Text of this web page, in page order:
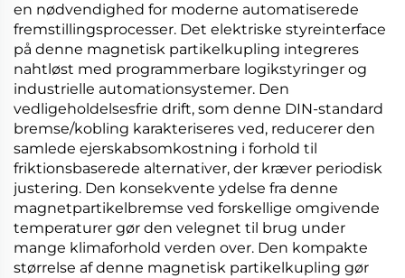
en nødvendighed for moderne automatiserede
fremstillingsprocesser. Det elektriske styreinterface
på denne magnetisk partikelkupling integreres
nahtløst med programmerbare logikstyringer og
industrielle automationsystemer. Den
vedligeholdelsesfrie drift, som denne DIN-standard
bremse/kobling karakteriseres ved, reducerer den
samlede ejerskabsomkostning i forhold til
friktionsbaserede alternativer, der kræver periodisk
justering. Den konsekvente ydelse fra denne
magnetpartikelbremse ved forskellige omgivende
temperaturer gør den velegnet til brug under
mange klimaforhold verden over. Den kompakte
størrelse af denne magnetisk partikelkupling gør